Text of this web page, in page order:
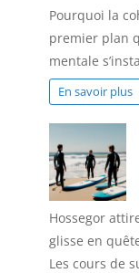
Pourquoi la
premier plan
mentale
En savoir plus
Hossegor
glisse en
Les cours de